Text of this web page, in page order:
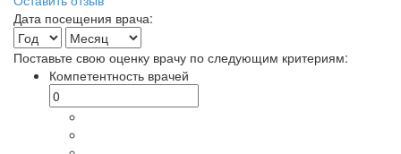
Дата посещения врача:
Поставьте свою оценку врачу по следующим критериям:
Компетентность врачей